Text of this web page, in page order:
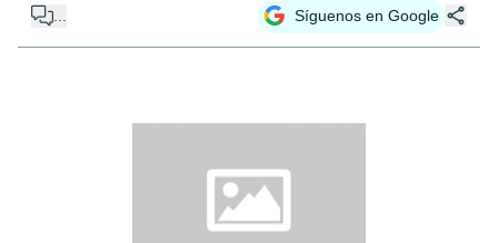
Síguenos en Google